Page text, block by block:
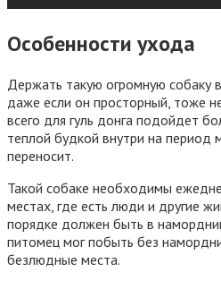
Особенности ухода
Держать такую огромную собаку
даже если он просторный, тоже
всего для гуль донга подойдет
теплой будкой внутри на период
переносит.
Такой собаке необходимы
местах, где есть люди и другие
порядке должен быть в
питомец мог побыть без
безлюдные места.